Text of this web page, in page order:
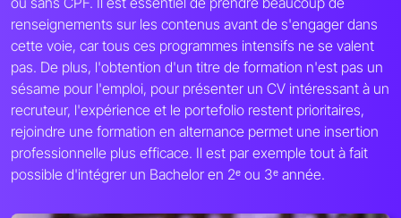
renseignements sur les contenus avant de s'engager dans
cette voie, car tous ces programmes intensifs ne se valent
pas. De plus, l'obtention d'un titre de formation n'est pas un
sésame pour l'emploi, pour présenter un CV intéressant à un
recruteur, l'expérience et le portefolio restent prioritaires,
rejoindre une formation en alternance permet une insertion
professionnelle plus efficace. Il est par exemple tout à fait
possible d'intégrer un Bachelor en 2ᵉ ou 3ᵉ année.